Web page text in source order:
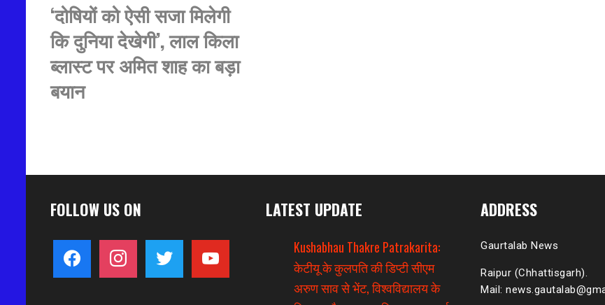
‘दोषियों को ऐसी सजा मिलेगी
कि दुनिया देखेगी’, लाल किला
ब्लास्ट पर अमित शाह का बड़ा
बयान
FOLLOW US ON
facebook instagram twitter youtube
LATEST UPDATE
Kushabhau Thakre Patrakarita:
केटीयू के कुलपति की डिप्टी सीएम
अरुण साव से भेंट, विश्वविद्यालय के
ADDRESS
Gaurtalab News
Raipur (Chhattisgarh).
Mail: